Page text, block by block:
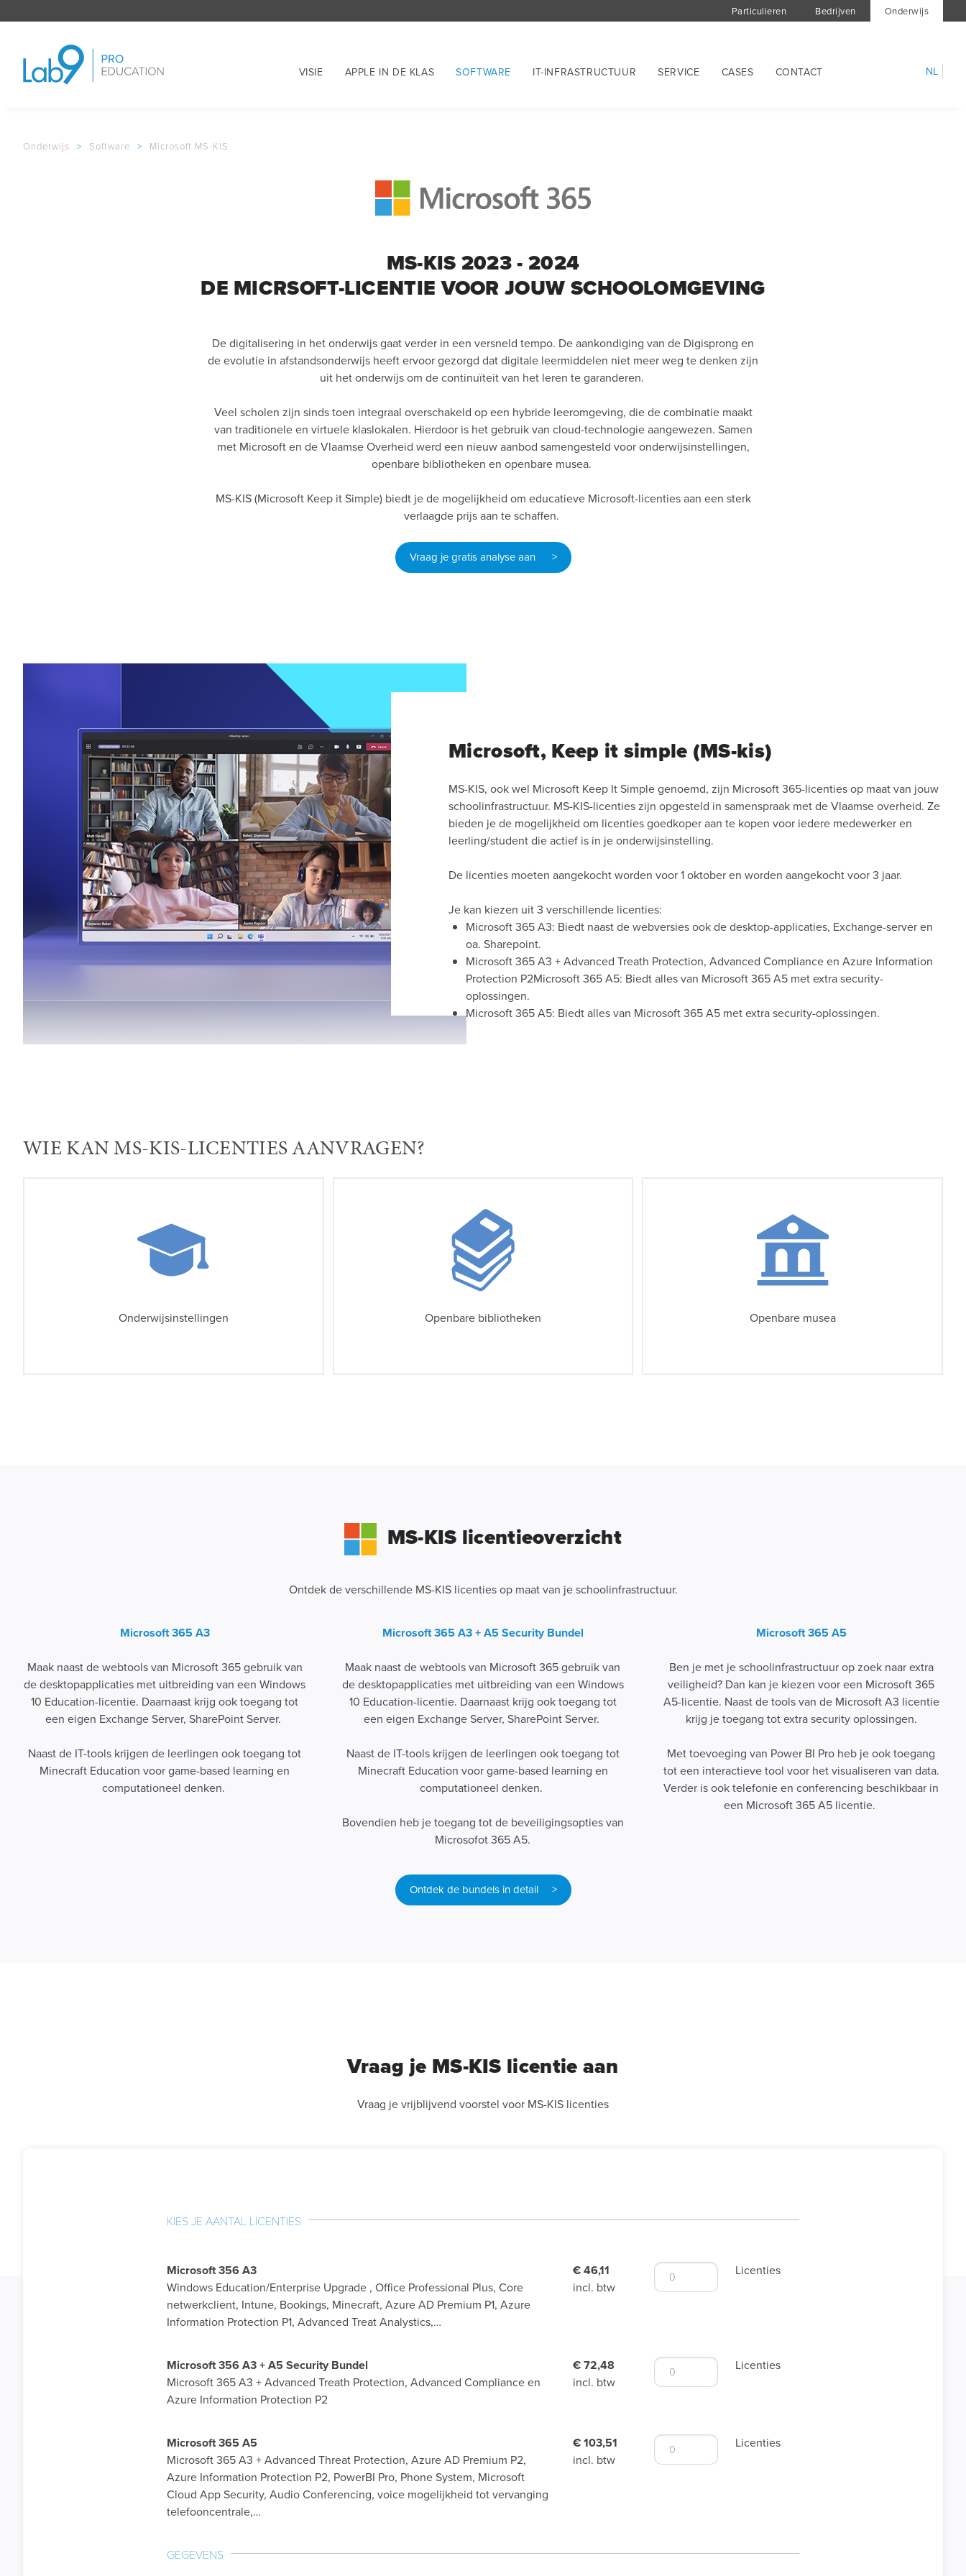
Particulieren Bedrijven Onderwijs
VISIE APPLE IN DE KLAS SOFTWARE IT-INFRASTRUCTUUR SERVICE CASES CONTACT NL
Onderwijs > Software > Microsoft MS-KIS
MS-KIS 2023 - 2024
DE MICRSOFT-LICENTIE VOOR JOUW SCHOOLOMGEVING
De digitalisering in het onderwijs gaat verder in een versneld tempo. De aankondiging van de Digisprong en
de evolutie in afstandsonderwijs heeft ervoor gezorgd dat digitale leermiddelen niet meer weg te denken zijn
uit het onderwijs om de continuïteit van het leren te garanderen.
Veel scholen zijn sinds toen integraal overschakeld op een hybride leeromgeving, die de combinatie maakt
van traditionele en virtuele klaslokalen. Hierdoor is het gebruik van cloud-technologie aangewezen. Samen
met Microsoft en de Vlaamse Overheid werd een nieuw aanbod samengesteld voor onderwijsinstellingen,
openbare bibliotheken en openbare musea.
MS-KIS (Microsoft Keep it Simple) biedt je de mogelijkheid om educatieve Microsoft-licenties aan een sterk
verlaagde prijs aan te schaffen.
Vraag je gratis analyse aan >
Microsoft, Keep it simple (MS-kis)
MS-KIS, ook wel Microsoft Keep It Simple genoemd, zijn Microsoft 365-licenties op maat van jouw
schoolinfrastructuur. MS-KIS-licenties zijn opgesteld in samenspraak met de Vlaamse overheid. Ze
bieden je de mogelijkheid om licenties goedkoper aan te kopen voor iedere medewerker en
leerling/student die actief is in je onderwijsinstelling.
De licenties moeten aangekocht worden voor 1 oktober en worden aangekocht voor 3 jaar.
Je kan kiezen uit 3 verschillende licenties:
Microsoft 365 A3: Biedt naast de webversies ook de desktop-applicaties, Exchange-server en
oa. Sharepoint.
Microsoft 365 A3 + Advanced Treath Protection, Advanced Compliance en Azure Information
Protection P2Microsoft 365 A5: Biedt alles van Microsoft 365 A5 met extra security-
oplossingen.
Microsoft 365 A5: Biedt alles van Microsoft 365 A5 met extra security-oplossingen.
WIE KAN MS-KIS-LICENTIES AANVRAGEN?
Onderwijsinstellingen Openbare bibliotheken Openbare musea
MS-KIS licentieoverzicht
Ontdek de verschillende MS-KIS licenties op maat van je schoolinfrastructuur.
Microsoft 365 A3
Maak naast de webtools van Microsoft 365 gebruik van
de desktopapplicaties met uitbreiding van een Windows
10 Education-licentie. Daarnaast krijg ook toegang tot
een eigen Exchange Server, SharePoint Server.
Naast de IT-tools krijgen de leerlingen ook toegang tot
Minecraft Education voor game-based learning en
computationeel denken.
Microsoft 365 A3 + A5 Security Bundel
Maak naast de webtools van Microsoft 365 gebruik van
de desktopapplicaties met uitbreiding van een Windows
10 Education-licentie. Daarnaast krijg ook toegang tot
een eigen Exchange Server, SharePoint Server.
Naast de IT-tools krijgen de leerlingen ook toegang tot
Minecraft Education voor game-based learning en
computationeel denken.
Bovendien heb je toegang tot de beveiligingsopties van
Microsofot 365 A5.
Microsoft 365 A5
Ben je met je schoolinfrastructuur op zoek naar extra
veiligheid? Dan kan je kiezen voor een Microsoft 365
A5-licentie. Naast de tools van de Microsoft A3 licentie
krijg je toegang tot extra security oplossingen.
Met toevoeging van Power BI Pro heb je ook toegang
tot een interactieve tool voor het visualiseren van data.
Verder is ook telefonie en conferencing beschikbaar in
een Microsoft 365 A5 licentie.
Ontdek de bundels in detail >
Vraag je MS-KIS licentie aan
Vraag je vrijblijvend voorstel voor MS-KIS licenties
KIES JE AANTAL LICENTIES
Microsoft 356 A3
Windows Education/Enterprise Upgrade , Office Professional Plus, Core
netwerkclient, Intune, Bookings, Minecraft, Azure AD Premium P1, Azure
Information Protection P1, Advanced Treat Analystics,…
€ 46,11
incl. btw
Licenties
Microsoft 356 A3 + A5 Security Bundel
Microsoft 365 A3 + Advanced Treath Protection, Advanced Compliance en
Azure Information Protection P2
€ 72,48
incl. btw
Licenties
Microsoft 365 A5
Microsoft 365 A3 + Advanced Threat Protection, Azure AD Premium P2,
Azure Information Protection P2, PowerBI Pro, Phone System, Microsoft
Cloud App Security, Audio Conferencing, voice mogelijkheid tot vervanging
telefooncentrale,…
€ 103,51
incl. btw
Licenties
GEGEVENS